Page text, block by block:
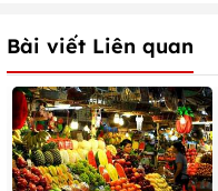
Bài viết Liên quan